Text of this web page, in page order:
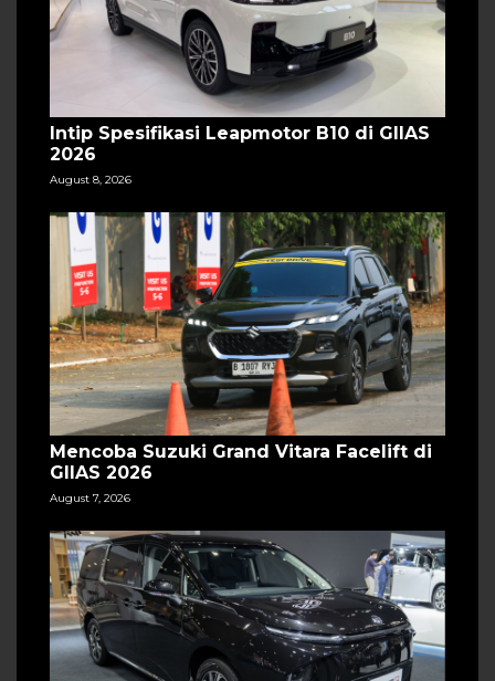
Intip Spesifikasi Leapmotor B10 di GIIAS
2026
August 8, 2026
Mencoba Suzuki Grand Vitara Facelift di
GIIAS 2026
August 7, 2026